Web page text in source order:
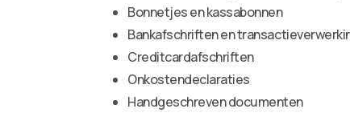
Bonnetjes en kassabonnen
Bankafschriften en
Creditcardafschriften
Onkostendeclaraties
Handgeschreven documenten